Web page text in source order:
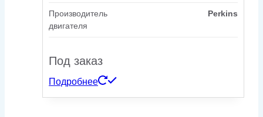
Производитель
двигателя
Perkins
Под заказ
Подробнее